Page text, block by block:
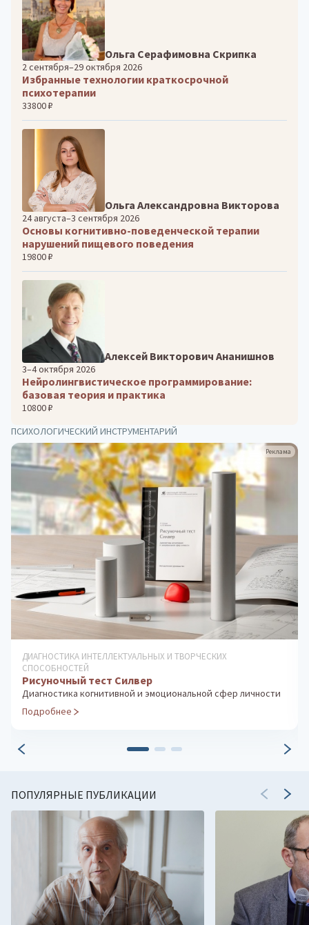
Ольга Серафимовна Скрипка
2 сентября–29 октября 2026
Избранные технологии краткосрочной
психотерапии
33800 ₽
Ольга Александровна Викторова
24 августа–3 сентября 2026
Основы когнитивно-поведенческой терапии
нарушений пищевого поведения
19800 ₽
Алексей Викторович Ананишнов
3–4 октября 2026
Нейролингвистическое программирование:
базовая теория и практика
10800 ₽
ПСИХОЛОГИЧЕСКИЙ ИНСТРУМЕНТАРИЙ
Реклама
ДИАГНОСТИКА ИНТЕЛЛЕКТУАЛЬНЫХ И ТВОРЧЕСКИХ
СПОСОБНОСТЕЙ
Кубики Коса
Измерение уровня невербального интеллекта
Подробнее
ПОПУЛЯРНЫЕ ПУБЛИКАЦИИ